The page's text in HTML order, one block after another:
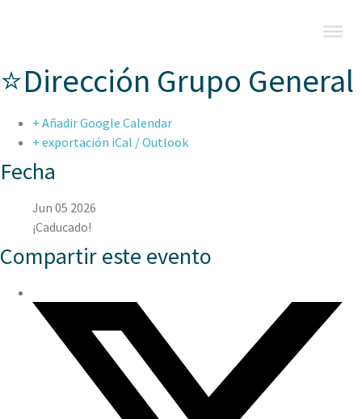
⭐Dirección Grupo General
+ Añadir Google Calendar
+ exportación iCal / Outlook
Fecha
Jun 05 2026
¡Caducado!
Compartir este evento